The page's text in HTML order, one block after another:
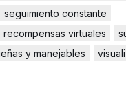
seguimiento constante
recompensas virtuales
y manejables